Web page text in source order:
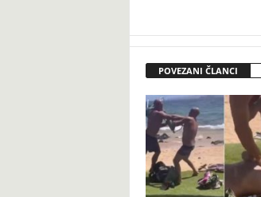
POVEZANI ČLANCI